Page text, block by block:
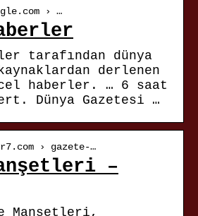
› …
tarafından dünya
derlenen
haberler. … 6 saat
Dünya Gazetesi …
› gazete-…
–
Manşetleri,